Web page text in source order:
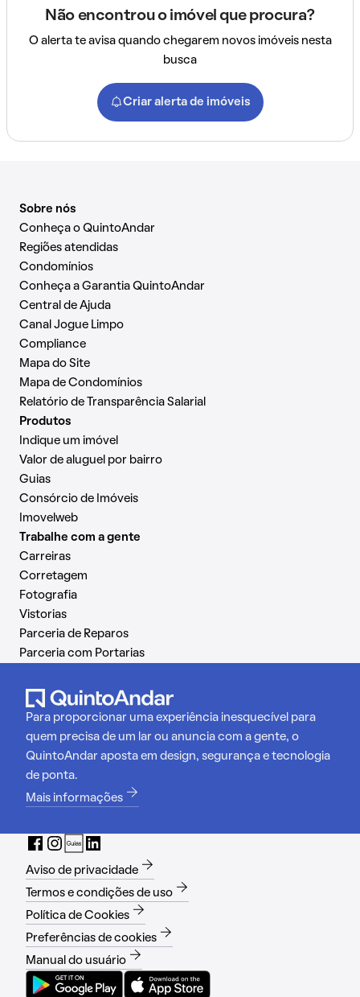
Não encontrou o imóvel que procura?
O alerta te avisa quando chegarem novos imóveis nesta
busca
Criar alerta de imóveis
Sobre nós
Conheça o QuintoAndar
Regiões atendidas
Condomínios
Conheça a Garantia QuintoAndar
Central de Ajuda
Canal Jogue Limpo
Compliance
Mapa do Site
Mapa de Condomínios
Relatório de Transparência Salarial
Produtos
Indique um imóvel
Valor de aluguel por bairro
Guias
Consórcio de Imóveis
Imovelweb
Trabalhe com a gente
Carreiras
Corretagem
Fotografia
Vistorias
Parceria de Reparos
Parceria com Portarias
Para proporcionar uma experiência inesquecível para
quem precisa de um lar ou anuncia com a gente, o
QuintoAndar aposta em design, segurança e tecnologia
de ponta.
Mais informações
Aviso de privacidade
Termos e condições de uso
Política de Cookies
Preferências de cookies
Manual do usuário